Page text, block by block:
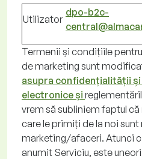
Utilizator
dpo-b2c-
Termenii și condițiile
de marketing sunt
asupra confidențialității
electroniceși
vrem să subliniem faptul
care le primiți de la noi
marketing/afaceri. Atunci
anumit Serviciu, este